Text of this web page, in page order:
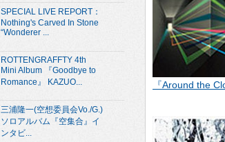
『Around the
SPECIAL LIVE REPORT：
Nothing's Carved In Stone
“Wonderer ...
ROTTENGRAFFTY 4th
Mini Album 『Goodbye to
Romance』 KAZUO...
三浦隆一(空想委員会Vo./G.)
ソロアルバム『空集合』イ
ンタビ...